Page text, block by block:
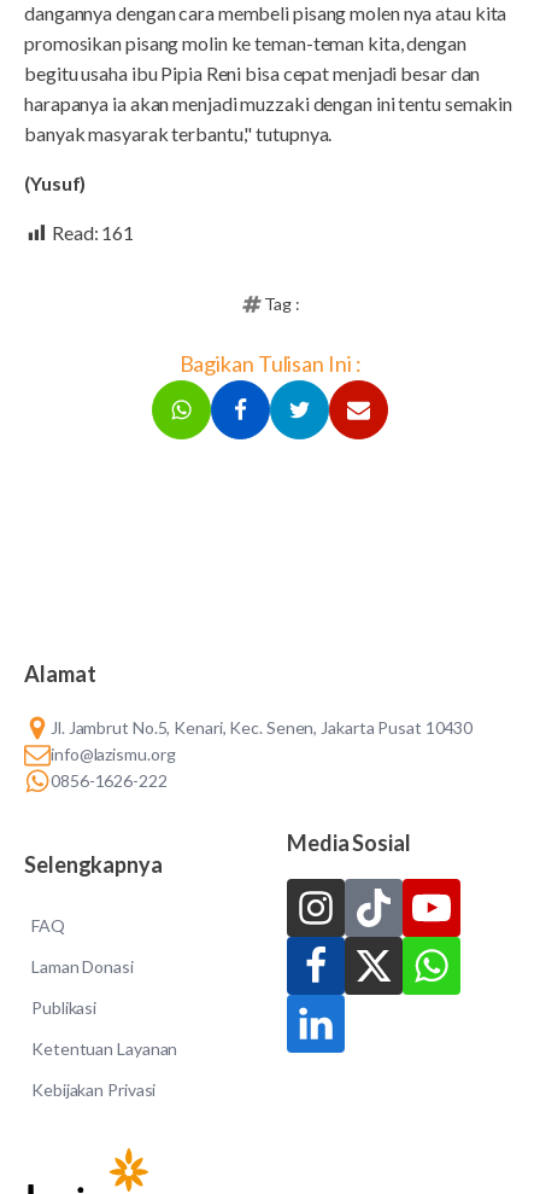
dangannya dengan cara membeli pisang molen nya atau kita
promosikan pisang molin ke teman-teman kita, dengan
begitu usaha ibu Pipia Reni bisa cepat menjadi besar dan
harapanya ia akan menjadi muzzaki dengan ini tentu semakin
banyak masyarak terbantu," tutupnya.
(Yusuf)
Read: 161
Tag :
Bagikan Tulisan Ini :
Alamat
Jl. Jambrut No.5, Kenari, Kec. Senen, Jakarta Pusat 10430
info@lazismu.org
0856-1626-222
Selengkapnya
FAQ
Laman Donasi
Publikasi
Ketentuan Layanan
Kebijakan Privasi
Media Sosial